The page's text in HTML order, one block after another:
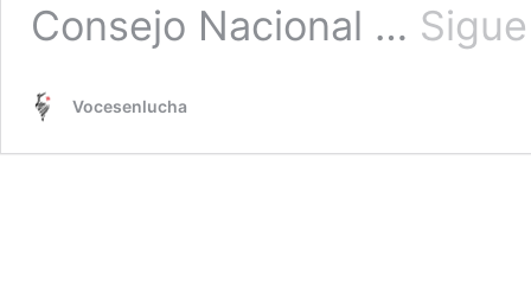
Consejo Nacional …
Vocesenlucha